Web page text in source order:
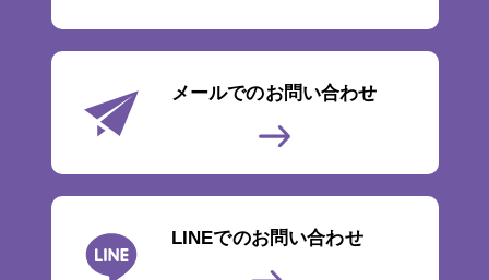
メールでのお問い合わせ
LINEでのお問い合わせ